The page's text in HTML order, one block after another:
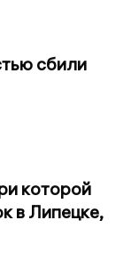
сбили
которой
в Липецке,